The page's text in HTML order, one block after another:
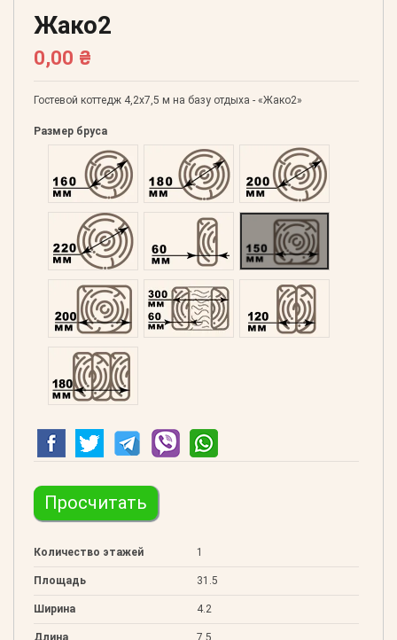
Жако2
0,00 ₴
Гостевой коттедж 4,2х7,5 м на базу отдыха - «Жако2»
Размер бруса
Оцилиндрованний 160Оцилиндрованний 180Оцилиндрованний
Оцилиндрованний 220Профилированний 60Профилированний
Профилированний 200Двойной 300 Клееный 120
Клееный 180
Просчитать
Количество этажей 1
Площадь 31.5
Ширина 4.2
Длина 7.5